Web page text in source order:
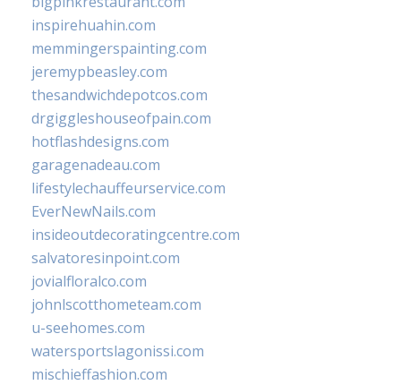
inspirehuahin.com
memmingerspainting.com
jeremypbeasley.com
thesandwichdepotcos.com
drgiggleshouseofpain.com
hotflashdesigns.com
garagenadeau.com
lifestylechauffeurservice.com
EverNewNails.com
insideoutdecoratingcentre.com
salvatoresinpoint.com
jovialfloralco.com
johnlscotthometeam.com
u-seehomes.com
watersportslagonissi.com
mischieffashion.com